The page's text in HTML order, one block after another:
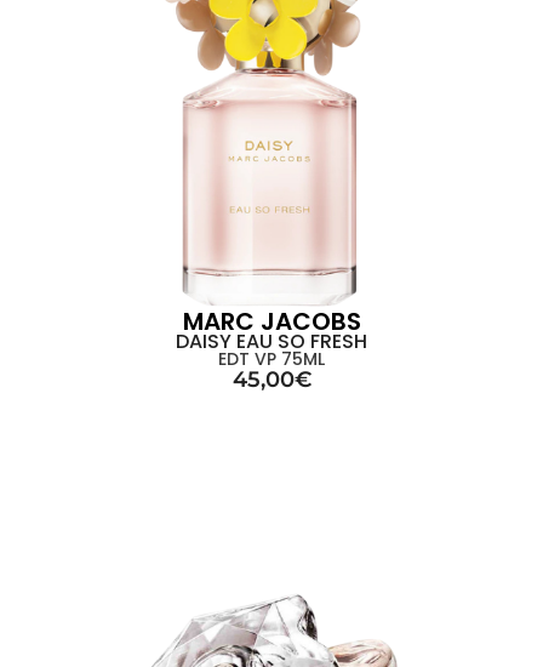
MARC JACOBS
DAISY EAU SO FRESH
EDT VP 75ML
45,00€